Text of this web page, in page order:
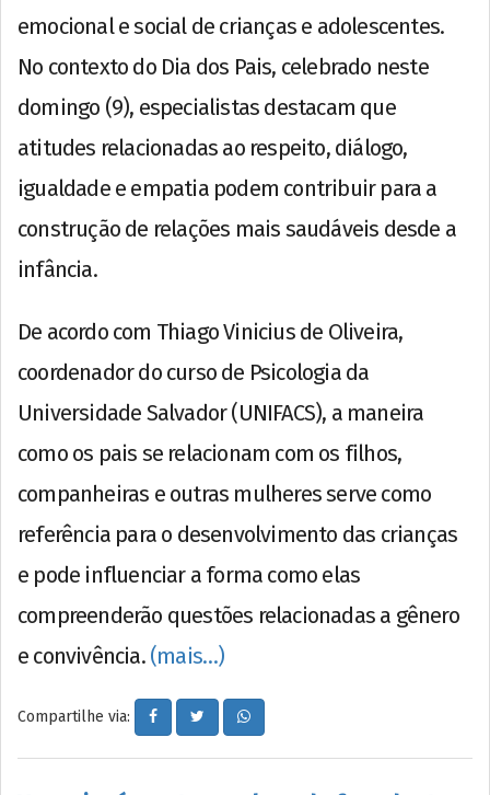
emocional e social de crianças e adolescentes.
No contexto do Dia dos Pais, celebrado neste
domingo (9), especialistas destacam que
atitudes relacionadas ao respeito, diálogo,
igualdade e empatia podem contribuir para a
construção de relações mais saudáveis desde a
infância.
De acordo com Thiago Vinicius de Oliveira,
coordenador do curso de Psicologia da
Universidade Salvador (UNIFACS), a maneira
como os pais se relacionam com os filhos,
companheiras e outras mulheres serve como
referência para o desenvolvimento das crianças
e pode influenciar a forma como elas
compreenderão questões relacionadas a gênero
e convivência. (mais…)
Compartilhe via: